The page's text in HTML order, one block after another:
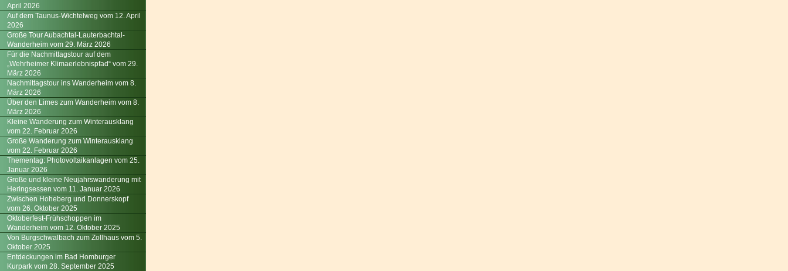
April 2026
Auf dem Taunus-Wichtelweg vom 12. April
2026
Große Tour Aubachtal-Lauterbachtal-
Wanderheim vom 29. März 2026
Für die Nachmittagstour auf dem
„Wehrheimer Klimaerlebnispfad“ vom 29.
März 2026
Nachmittagstour ins Wanderheim vom 8.
März 2026
Über den Limes zum Wanderheim vom 8.
März 2026
Kleine Wanderung zum Winterausklang
vom 22. Februar 2026
Große Wanderung zum Winterausklang
vom 22. Februar 2026
Thementag: Photovoltaikanlagen vom 25.
Januar 2026
Große und kleine Neujahrswanderung mit
Heringsessen vom 11. Januar 2026
Zwischen Hoheberg und Donnerskopf
vom 26. Oktober 2025
Oktoberfest-Frühschoppen im
Wanderheim vom 12. Oktober 2025
Von Burgschwalbach zum Zollhaus vom 5.
Oktober 2025
Entdeckungen im Bad Homburger
Kurpark vom 28. September 2025